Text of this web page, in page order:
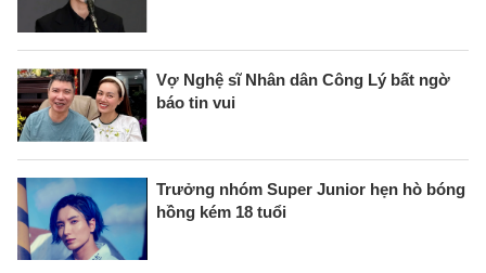
Vợ Nghệ sĩ Nhân dân Công Lý bất ngờ
báo tin vui
Trưởng nhóm Super Junior hẹn hò bóng
hồng kém 18 tuổi